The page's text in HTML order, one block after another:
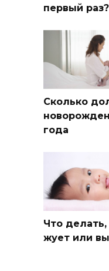
первый раз?
Сколько
года
Что
жует или